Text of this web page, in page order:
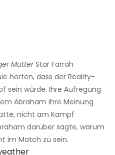
MutterStar Farrah
hörten, dass der Reality-
sein würde. Ihre Aufregung
Abraham ihre Meinung
nicht am Kampf
darüber sagte, warum
im Match zu sein.